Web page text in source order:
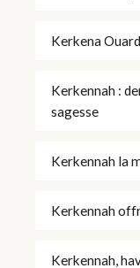
Kerkena
Kerkennah :
sagesse
Kerkennah la
Kerkennah
Kerkennah,